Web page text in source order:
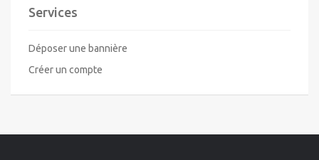
Services
Déposer une bannière
Créer un compte